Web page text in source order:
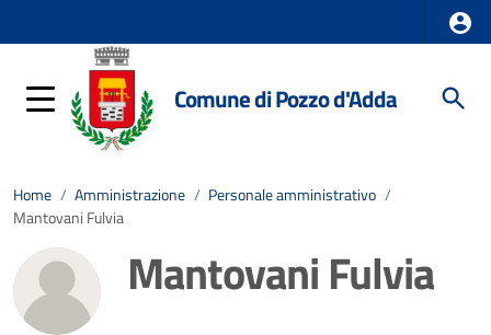
Comune di Pozzo d'Adda
Home / Amministrazione / Personale amministrativo /
Mantovani Fulvia
Mantovani Fulvia